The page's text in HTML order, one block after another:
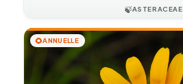
🍃ASTERACEAE
🌻ANNUELLE